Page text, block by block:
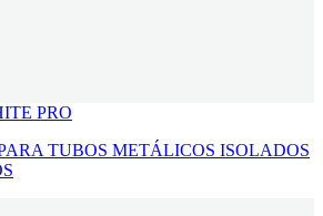
PRO
TUBOS METÁLICOS ISOLADOS